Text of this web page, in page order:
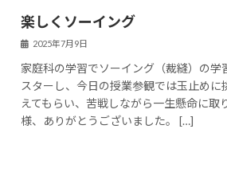
楽しくソーイング
2025年7月9日
家庭科の学習でソーイング（裁縫）の
スターし、今日の授業参観では玉止め
えてもらい、苦戦しながら一生懸命に取
様、ありがとうございました。 […]